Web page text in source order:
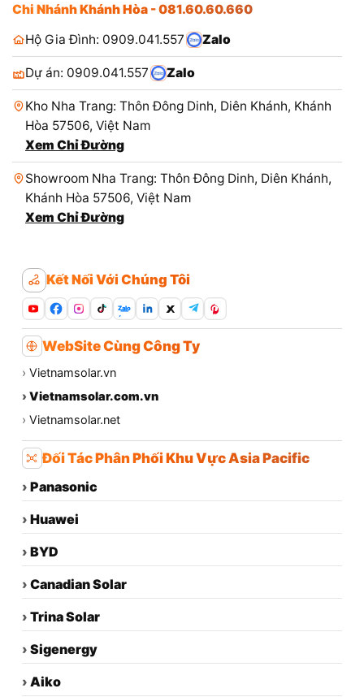
Chi Nhánh Khánh Hòa - 081.60.60.660
Hộ Gia Đình: 0909.041.557
Zalo
Dự án: 0909.041.557 Zalo
Kho Nha Trang: Thôn Đông Dinh, Diên Khánh, Khánh
Hòa 57506, Việt Nam
Xem Chỉ Đường
Showroom Nha Trang: Thôn Đông Dinh, Diên Khánh,
Khánh Hòa 57506, Việt Nam
Xem Chỉ Đường
Kết Nối Với Chúng Tôi
Zalo
WebSite Cùng Công Ty
› Vietnamsolar.vn
› Vietnamsolar.com.vn
› Vietnamsolar.net
Đối Tác Phân Phối Khu Vực Asia Pacific
› Panasonic
› Huawei
› BYD
› Canadian Solar
› Trina Solar
› Sigenergy
› Aiko